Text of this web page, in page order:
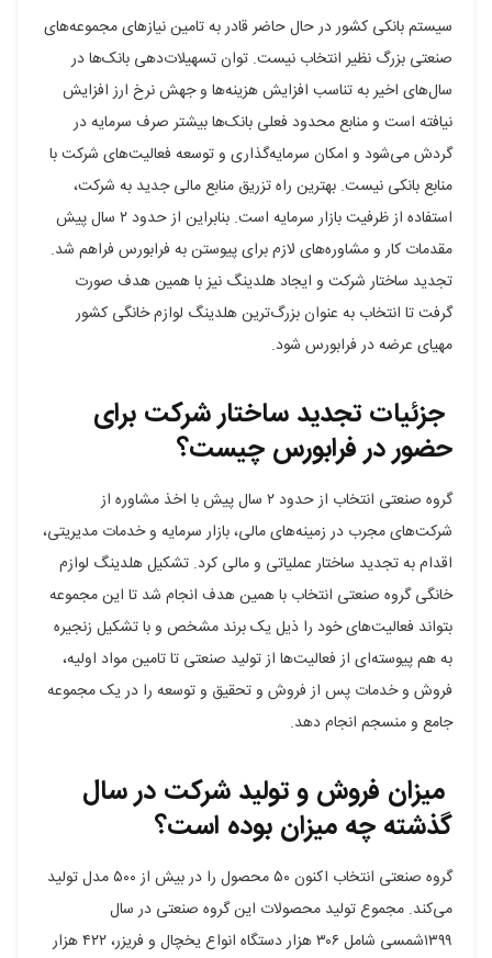
سیستم بانکی کشور در حال حاضر قادر به تامین نیازهای مجموعه‌های
صنعتی بزرگ نظیر انتخاب نیست. توان تسهیلات‌دهی بانک‌ها در
سال‌های اخیر به تناسب افزایش هزینه‌ها و جهش نرخ ارز افزایش
نیافته است و منابع محدود فعلی بانک‌ها بیشتر صرف سرمایه در
گردش می‌شود و امکان سرمایه‌گذاری و توسعه فعالیت‌های شرکت با
منابع بانکی نیست. بهترین راه تزریق منابع مالی جدید به شرکت،
استفاده از ظرفیت بازار سرمایه است. بنابراین از حدود ۲ سال پیش
مقدمات کار و مشاوره‌های لازم برای پیوستن به فرابورس فراهم شد.
تجدید ساختار شرکت و ایجاد هلدینگ نیز با همین هدف صورت
گرفت تا انتخاب به عنوان بزرگ‌ترین هلدینگ لوازم خانگی کشور
مهیای عرضه در فرابورس شود.
جزئیات تجدید ساختار شرکت برای
حضور در فرابورس چیست؟
گروه صنعتی انتخاب از حدود ۲ سال پیش با اخذ مشاوره از
شرکت‌های مجرب در زمینه‌های مالی، بازار سرمایه و خدمات مدیریتی،
اقدام به تجدید ساختار عملیاتی و مالی کرد. تشکیل هلدینگ لوازم
خانگی گروه صنعتی انتخاب با همین هدف انجام شد تا این مجموعه
بتواند فعالیت‌های خود را ذیل یک برند مشخص و با تشکیل زنجیره
به هم پیوسته‌ای از فعالیت‌ها از تولید صنعتی تا تامین مواد اولیه،
فروش و خدمات پس از فروش و تحقیق و توسعه را در یک مجموعه
جامع و منسجم انجام دهد.
میزان فروش و تولید شرکت در سال
گذشته چه میزان بوده است؟
گروه صنعتی انتخاب اکنون ۵۰ محصول را در بیش از ۵۰۰ مدل تولید
می‌کند. مجموع تولید محصولات این گروه صنعتی در سال
۱۳۹۹شمسی شامل ۳۰۶ هزار دستگاه انواع یخچال و فریزر، ۴۲۲ هزار